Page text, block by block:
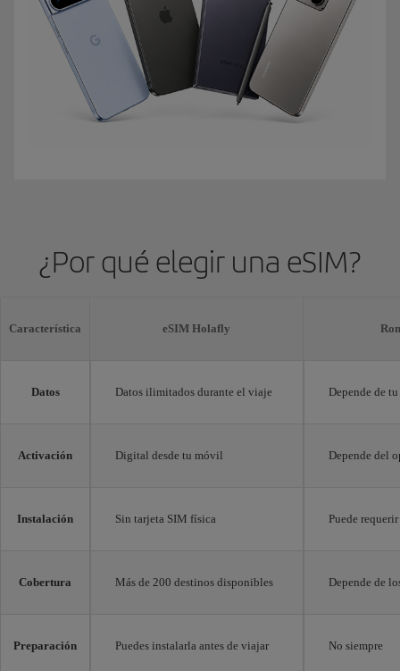
¿Por qué elegir una eSIM?
Característica eSIM Holafly
Datos Datos ilimitados durante el viaje Depende de
Activación Digital desde tu móvil Depende del
Instalación Sin tarjeta SIM física Puede
Cobertura Más de 200 destinos disponibles Depende de
Preparación Puedes instalarla antes de viajar No siempre